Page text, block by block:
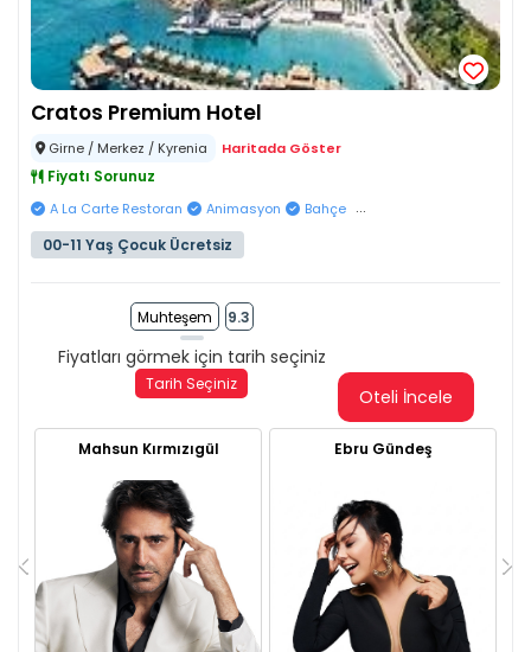
Cratos Premium Hotel
Girne / Merkez / Kyrenia Haritada Göster
Fiyatı Sorunuz
A La Carte Restoran Animasyon Bahçe ...
00-11 Yaş Çocuk Ücretsiz
Muhteşem 9.3
Fiyatları görmek için tarih seçiniz
Tarih Seçiniz
Oteli İncele
Mahsun Kırmızıgül Ebru Gündeş